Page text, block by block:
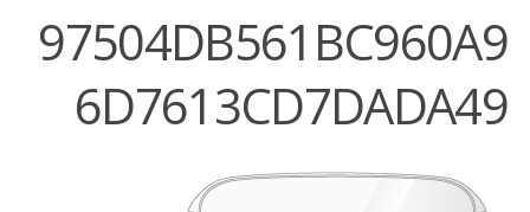
97504DB561BC960A9
6D7613CD7DADA49